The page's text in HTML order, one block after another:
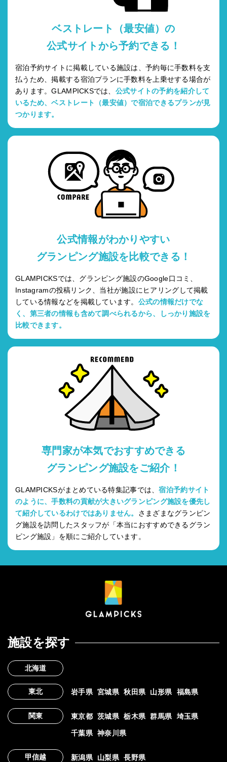
ベストレート（最安値）の
公式サイトから予約できる！
宿泊予約サイトに掲載している施設は、予約毎に手数料を支
払うため、掲載する宿泊プランに手数料を上乗せする場合が
あります。GLAMPICKSでは、 公式サイトの予約を紹介して
いるため、ベストレート（最安値）で宿泊できるプランが見
つかります。
公式情報がわかりやすい
グランピング施設を比較できる！
GLAMPICKSでは、グランピング施設のGoogle口コミ、
Instagramの投稿リンク、当社が施設にヒアリングして掲載
している情報などを掲載しています。 公式の情報だけでな
く、第三者の情報も含めて調べられるから、しっかり施設を
比較できます。
専門家が本気でおすすめできる
グランピング施設をご紹介！
GLAMPICKSがまとめている特集記事では、宿泊予約サイト
のように、手数料の貢献が大きいグランピング施設を優先し
て紹介しているわけではありません。 さまざまなグランピン
グ施設を訪問したスタッフが「本当におすすめできるグラン
ピング施設」を順にご紹介しています。
施設を探す
北海道
東北 岩手県 宮城県 秋田県 山形県 福島県
関東 東京都 茨城県 栃木県 群馬県 埼玉県
千葉県 神奈川県
甲信越 新潟県 山梨県 長野県